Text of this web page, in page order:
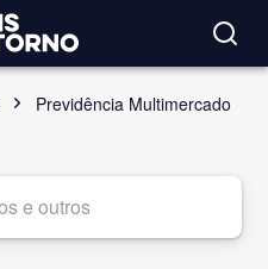
Previdência Multimercado